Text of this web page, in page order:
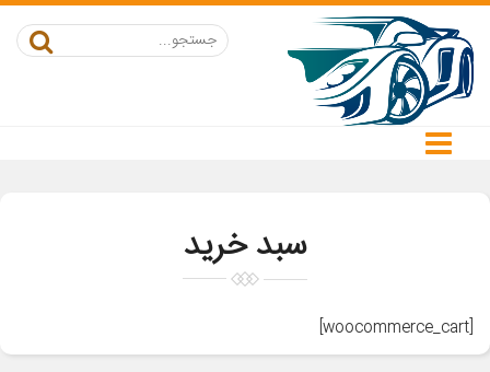
سبد خرید
[woocommerce_cart]